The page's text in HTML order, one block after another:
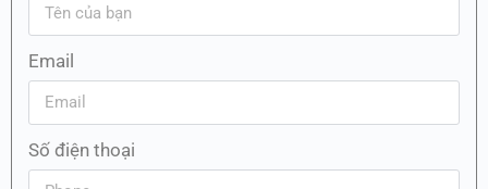
Email
Số điện thoại